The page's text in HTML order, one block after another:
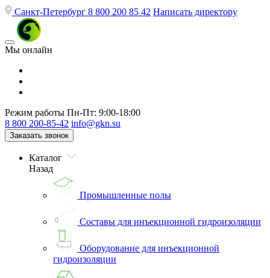
Санкт-Петербург 8 800 200 85 42 Написать директору
Мы онлайн
Режим работы Пн-Пт: 9:00-18:00
8 800 200-85-42 info@gkn.su
Заказать звонок
Каталог
Назад
Промышленные полы
Составы для инъекционной гидроизоляции
Оборудование для инъекционной
гидроизоляции